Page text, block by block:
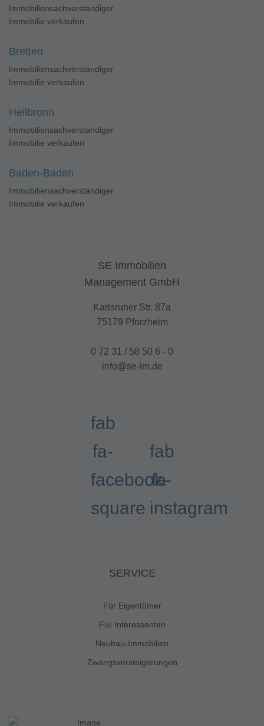
Immobiliensachverständiger
Immobilie verkaufen
Bretten
Immobiliensachverständiger
Immobilie verkaufen
Heilbronn
Immobiliensachverständiger
Immobilie verkaufen
Baden-Baden
Immobiliensachverständiger
Immobilie verkaufen
SE Immobilien
Management GmbH
Karlsruher Str. 87a
75179 Pforzheim
0 72 31 / 58 50 6 - 0
info@se-im.de
fab
fa-
facebook-
square
fab
fa-
instagram
SERVICE
Für Eigentümer
Für Interessenten
Neubau-Immobilien
Zwangsversteigerungen